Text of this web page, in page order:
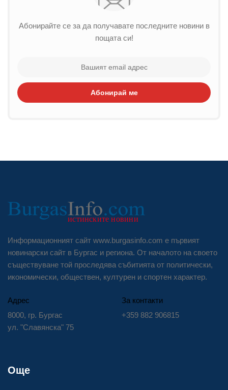
Абонирайте се за да получавате последните новини в
пощата си!
Абонирай ме
Информационният сайт www.burgasinfo.com е първият
новинарски сайт в Бургас и региона. От началото на своето
съществуване той проследява събитията от политически,
икономически, обществен, културен и спортен характер.
Адрес
8000, гр. Бургас
ул. "Славянска" 75
За контакти
+359 882 906815
Още